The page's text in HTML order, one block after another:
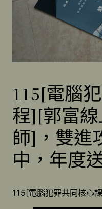
115[電腦
程][郭富
師]，雙進
中，年度
115[電腦犯罪共同核心